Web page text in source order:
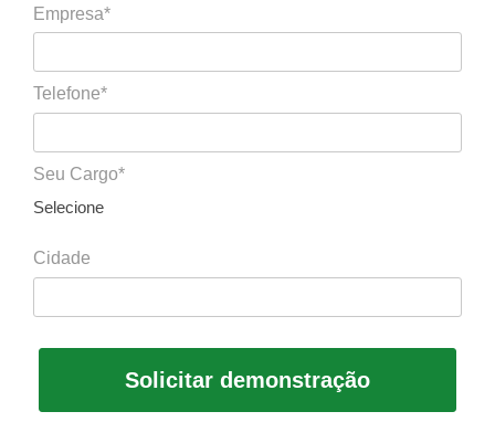
Empresa*
Telefone*
Seu Cargo*
Selecione
Cidade
Solicitar demonstração